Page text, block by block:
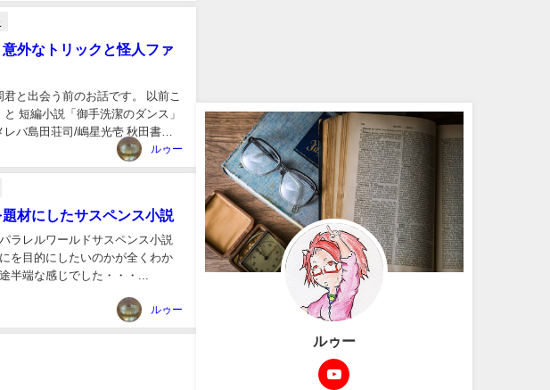
外なトリックと怪人ファ
会う前のお話です。 以前こ
短編小説「御手洗潔のダンス」
バ島田荘司/嶋星光壱 秋田書店
ルゥー
材にしたサスペンス小説
ラレルワールドサスペンス小説
を目的にしたいのかが全くわか
半端な感じでした・・・...
ルゥー
ルゥー